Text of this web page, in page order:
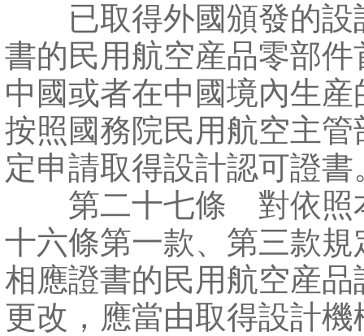
已取得外國頒發的設
書的民用航空産品零部件
中國或者在中國境內生産
按照國務院民用航空主管
定申請取得設計認可證書
第二十七條 對依照
十六條第一款、第三款規
相應證書的民用航空産品
更改，應當由取得設計機